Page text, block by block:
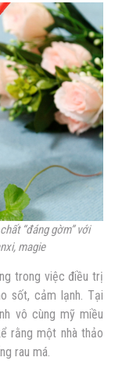
“đáng gờm” với
magie
trong việc điều trị
sốt, cảm lạnh. Tại
vô cùng mỹ miều
rằng một nhà thảo
rau má.